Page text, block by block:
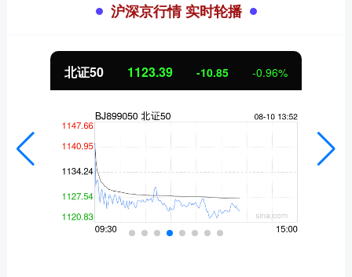
沪深京行情 实时轮播
北证50 1123.39 -10.85 -0.96%